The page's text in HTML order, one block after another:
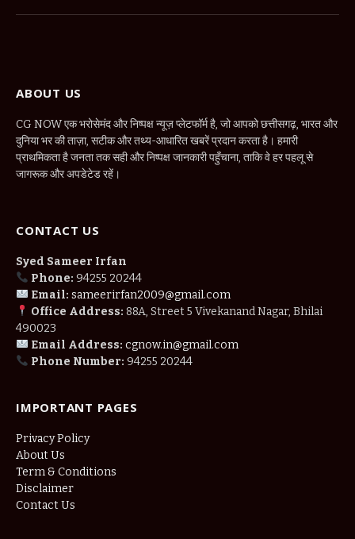
ABOUT US
CG NOW एक भरोसेमंद और निष्पक्ष न्यूज़ प्लेटफॉर्म है, जो आपको छत्तीसगढ़, भारत और
दुनिया भर की ताज़ा, सटीक और तथ्य-आधारित खबरें प्रदान करता है। हमारी
प्राथमिकता है जनता तक सही और निष्पक्ष जानकारी पहुँचाना, ताकि वे हर पहलू से
जागरूक और अपडेटेड रहें।
CONTACT US
Syed Sameer Irfan
Phone: 94255 20244
Email: sameerirfan2009@gmail.com
Office Address: 88A, Street 5 Vivekanand Nagar, Bhilai
490023
Email Address: cgnow.in@gmail.com
Phone Number: 94255 20244
IMPORTANT PAGES
Privacy Policy
About Us
Term & Conditions
Disclaimer
Contact Us